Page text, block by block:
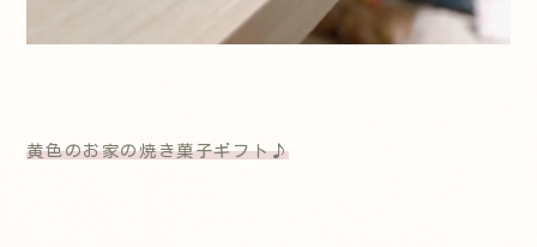
黄色のお家の焼き菓子ギフト♪